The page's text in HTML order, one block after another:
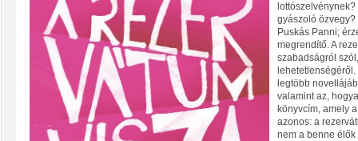
gyászoló
Puskás Panni;
megrendítő. A
szabadságról
legtöbb
valamint az,
könyvcím, amely
azonos: a
nem a benne